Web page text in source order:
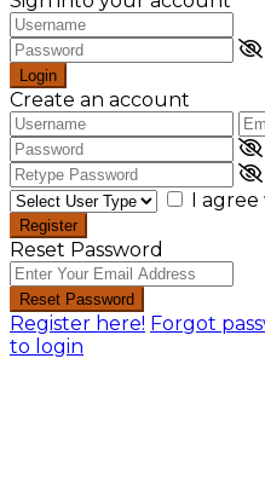
Login
Create an account
I
Register
Reset Password
Reset Password
Register here! Forgot
to login